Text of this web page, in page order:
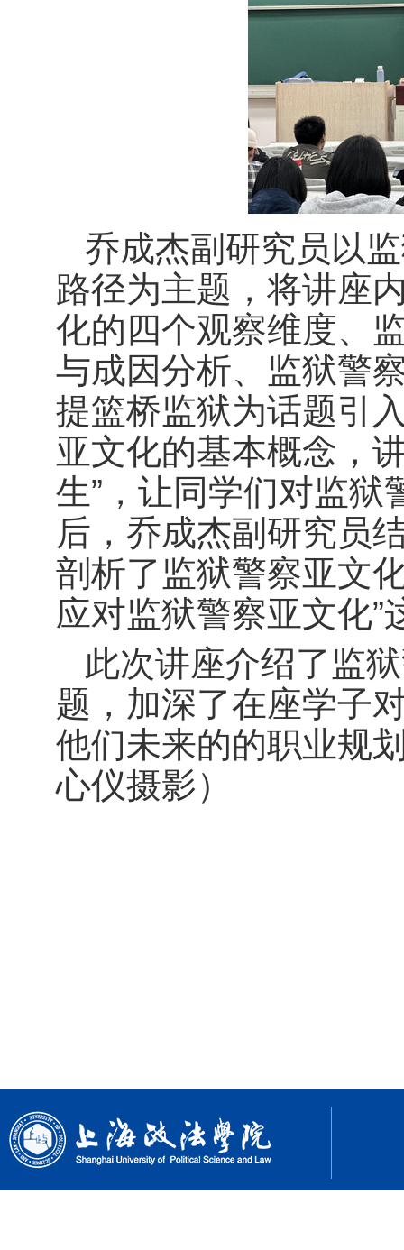
乔成杰副研究员以
路径为主题，将讲座
化的四个观察维度、
与成因分析、监狱警
提篮桥监狱为话题引
亚文化的基本概念，
生”，让同学们对监狱
后，乔成杰副研究员
剖析了监狱警察亚文
应对监狱警察亚文化
此次讲座介绍了监
题，加深了在座学子
他们未来的的职业规
心仪摄影）